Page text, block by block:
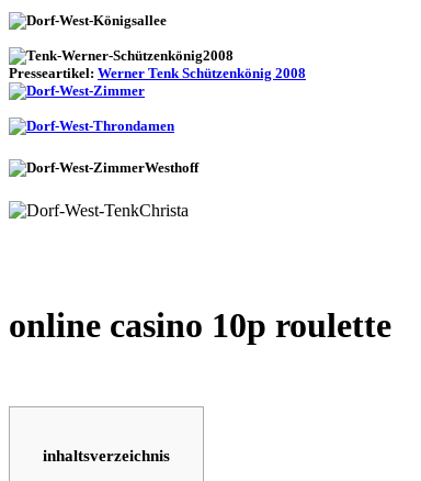
Presseartikel: Werner Tenk Schützenkönig 2008
online casino 10p roulette
inhaltsverzeichnis